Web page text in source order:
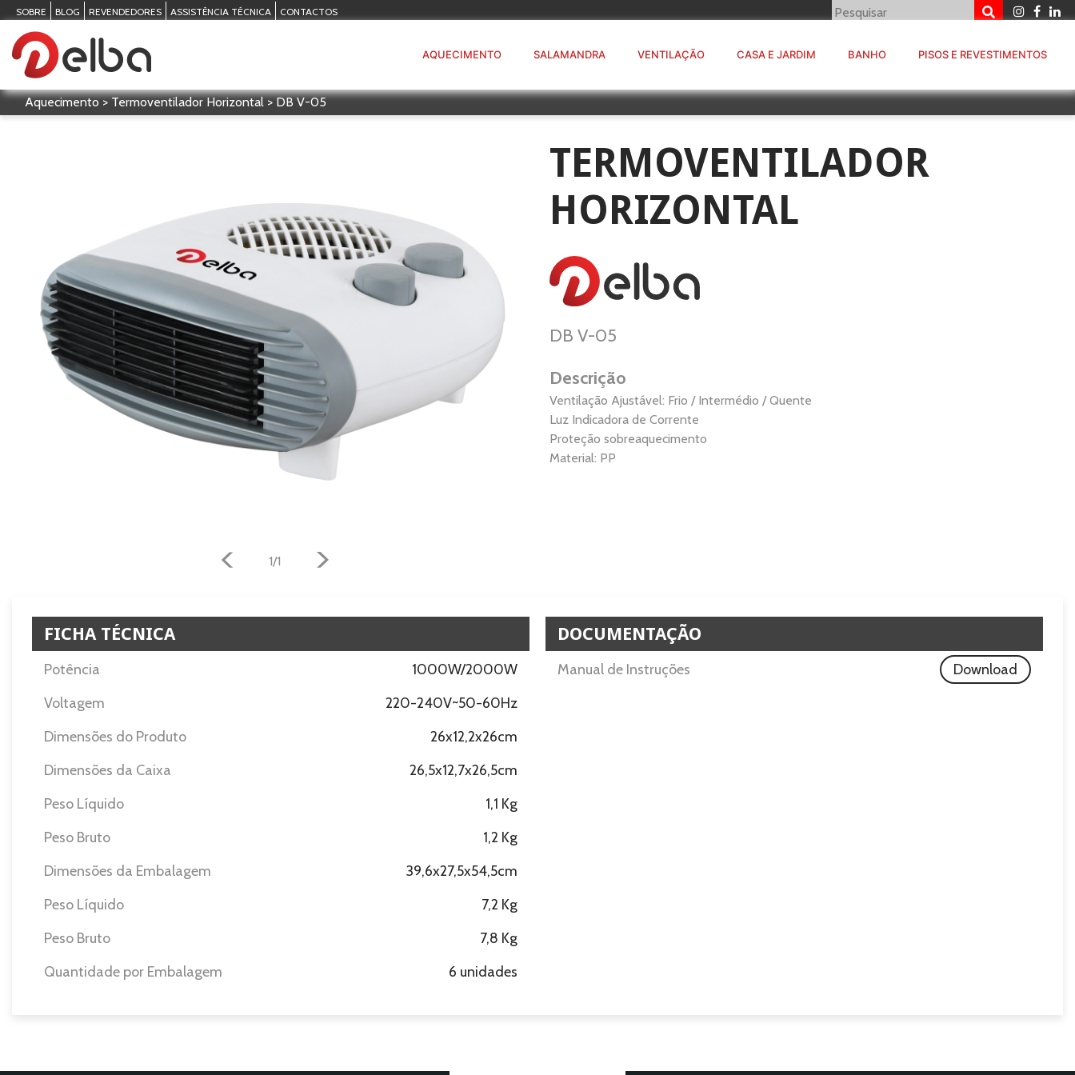
SOBRE BLOG REVENDEDORES ASSISTÊNCIA TÉCNICA CONTACTOS
AQUECIMENTO SALAMANDRA VENTILAÇÃO CASA E JARDIM BANHO PISOS E REVESTIMENTOS
Aquecimento > Termoventilador Horizontal > DB V-05
1/1
TERMOVENTILADOR
HORIZONTAL
DB V-05
Descrição
Ventilação Ajustável: Frio / Intermédio / Quente
Luz Indicadora de Corrente
Proteção sobreaquecimento
Material: PP
FICHA TÉCNICA
Potência
1000W/2000W
Voltagem
220-240V~50-60Hz
Dimensões do Produto
26x12,2x26cm
Dimensões da Caixa
26,5x12,7x26,5cm
Peso Líquido
1,1 Kg
Peso Bruto
1,2 Kg
Dimensões da Embalagem
39,6x27,5x54,5cm
Peso Líquido
7,2 Kg
Peso Bruto
7,8 Kg
Quantidade por Embalagem
6 unidades
DOCUMENTAÇÃO
Manual de Instruções Download